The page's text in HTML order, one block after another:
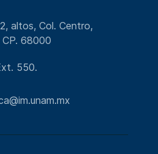
altos, Col. Centro,
68000
550.